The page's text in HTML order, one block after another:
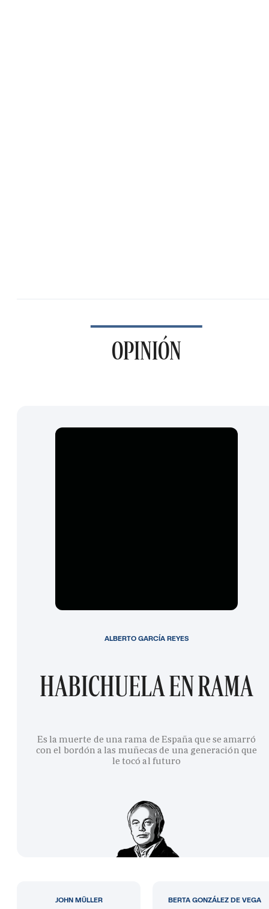
OPINIÓN
HABICHUELA EN RAMA
Es la muerte de una rama de España que se amarró
con el bordón a las muñecas de una generación que
le tocó al futuro
ALBERTO GARCÍA REYES
JOHN MÜLLER BERTA GONZÁLEZ DE VEGA